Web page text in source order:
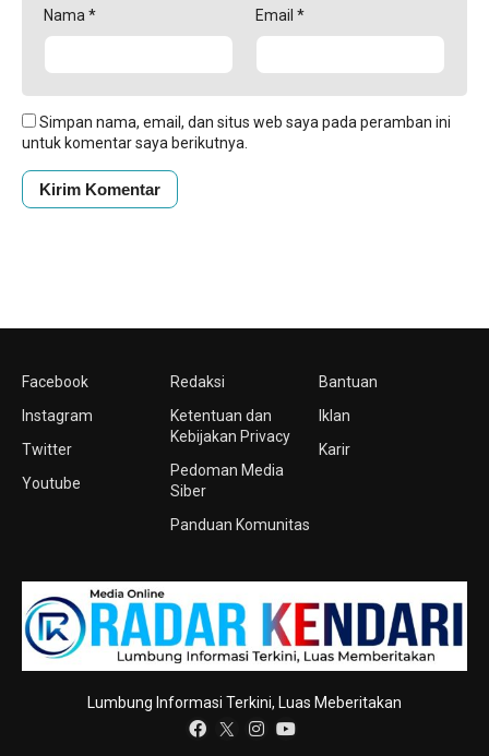
Nama * Email *
Simpan nama, email, dan situs web saya pada peramban ini
untuk komentar saya berikutnya.
Facebook
Instagram
Twitter
Youtube
Redaksi
Ketentuan dan
Kebijakan Privacy
Pedoman Media
Siber
Panduan Komunitas
Bantuan
Iklan
Karir
Lumbung Informasi Terkini, Luas Meberitakan